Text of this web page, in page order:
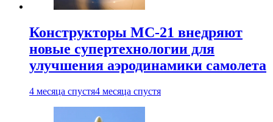
Конструкторы МС-21 внедряют
новые супертехнологии для
улучшения аэродинамики самолета
4 месяца спустя4 месяца спустя